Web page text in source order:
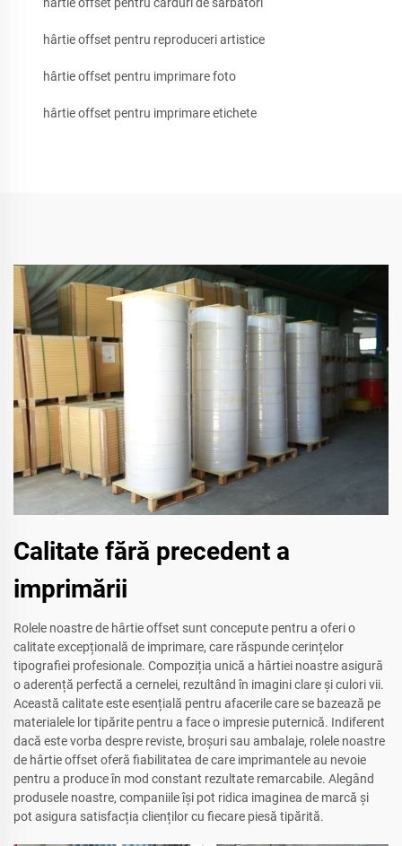
hârtie offset pentru reproduceri artistice
hârtie offset pentru imprimare foto
hârtie offset pentru imprimare etichete
Calitate fără precedent a
imprimării
Rolele noastre de hârtie offset sunt concepute pentru a oferi o
calitate excepțională de imprimare, care răspunde cerințelor
tipografiei profesionale. Compoziția unică a hârtiei noastre asigură
o aderență perfectă a cernelei, rezultând în imagini clare și culori vii.
Această calitate este esențială pentru afacerile care se bazează pe
materialele lor tipărite pentru a face o impresie puternică. Indiferent
dacă este vorba despre reviste, broșuri sau ambalaje, rolele noastre
de hârtie offset oferă fiabilitatea de care imprimantele au nevoie
pentru a produce în mod constant rezultate remarcabile. Alegând
produsele noastre, companiile își pot ridica imaginea de marcă și
pot asigura satisfacția clienților cu fiecare piesă tipărită.